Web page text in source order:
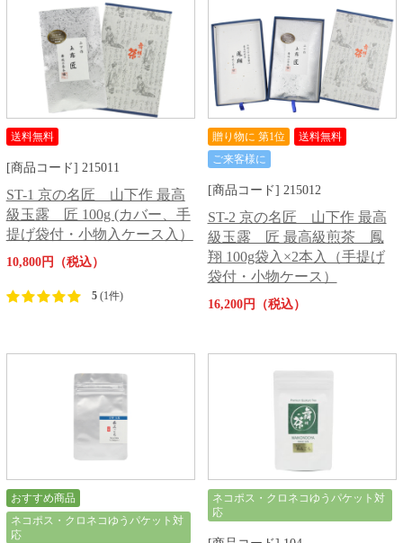
送料無料
[商品コード] 215011
ST-1 京の名匠 山下作 最高
級玉露 匠 100g (カバー、手
提げ袋付・小物入ケース入）
10,800円（税込）
5(1件)
贈り物に 第1位
送料無料
ご来客様に
[商品コード] 215012
ST-2 京の名匠 山下作 最高
級玉露 匠 最高級煎茶 鳳
翔 100g袋入×2本入（手提げ
袋付・小物ケース）
16,200円（税込）
おすすめ商品
ネコポス・クロネコゆうパケット対
応
ネコポス・クロネコゆうパケット対
応